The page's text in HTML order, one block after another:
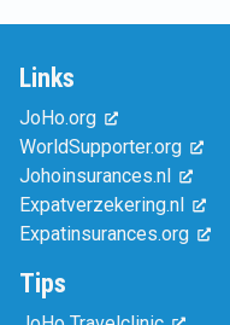
Links
JoHo.org
WorldSupporter.org
Johoinsurances.nl
Expatverzekering.nl
Expatinsurances.org
Tips